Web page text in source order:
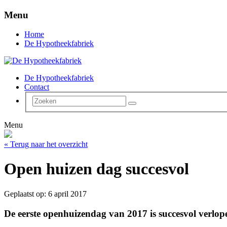
Menu
Home
De Hypotheekfabriek
De Hypotheekfabriek
Contact
Menu
« Terug naar het overzicht
Open huizen dag succesvol
Geplaatst op: 6 april 2017
De eerste openhuizendag van 2017 is succesvol